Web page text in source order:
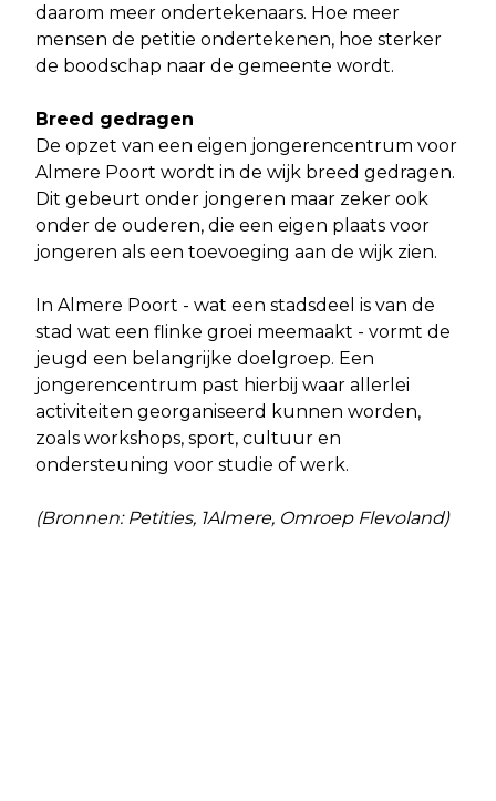
daarom meer ondertekenaars. Hoe meer
mensen de petitie ondertekenen, hoe sterker
de boodschap naar de gemeente wordt.
Breed gedragen
De opzet van een eigen jongerencentrum voor
Almere Poort wordt in de wijk breed gedragen.
Dit gebeurt onder jongeren maar zeker ook
onder de ouderen, die een eigen plaats voor
jongeren als een toevoeging aan de wijk zien.
In Almere Poort - wat een stadsdeel is van de
stad wat een flinke groei meemaakt - vormt de
jeugd een belangrijke doelgroep. Een
jongerencentrum past hierbij waar allerlei
activiteiten georganiseerd kunnen worden,
zoals workshops, sport, cultuur en
ondersteuning voor studie of werk.
(Bronnen: Petities, 1Almere, Omroep Flevoland)